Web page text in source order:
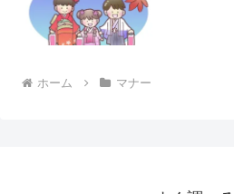
ホーム マナー